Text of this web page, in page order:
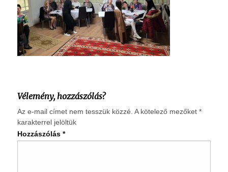
Vélemény, hozzászólás?
Az e-mail címet nem tesszük közzé. A kötelező mezőket *
karakterrel jelöltük
Hozzászólás *